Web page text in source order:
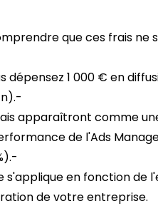
que ces frais ne
dépensez 1 000 € en
apparaîtront comme
de l'Ads
s'applique en fonction de
de votre entreprise.